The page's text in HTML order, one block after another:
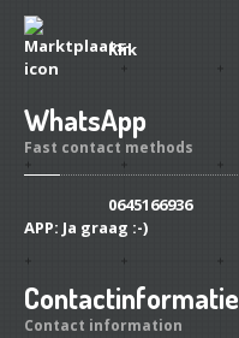
Klik
WhatsApp
Fast contact methods
0645166936
APP: Ja graag :-)
Contactinformatie
Contact information